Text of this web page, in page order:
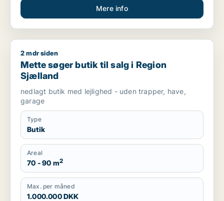
Mere info
Mette søger butik til salg i Region Sjælland
2 mdr siden
Mette søger butik til salg i Region
Sjælland
nedlagt butik med lejlighed - uden trapper, have,
garage
Type
Butik
Areal
70 - 90 m2
Max. per måned
1.000.000 DKK